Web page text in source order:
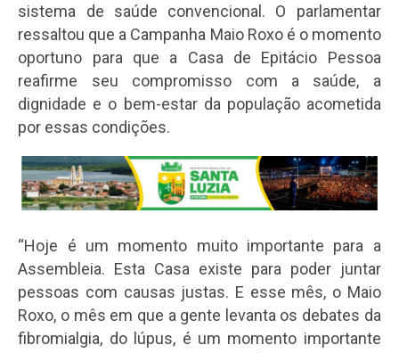
sistema de saúde convencional. O parlamentar
ressaltou que a Campanha Maio Roxo é o momento
oportuno para que a Casa de Epitácio Pessoa
reafirme seu compromisso com a saúde, a
dignidade e o bem-estar da população acometida
por essas condições.
“Hoje é um momento muito importante para a
Assembleia. Esta Casa existe para poder juntar
pessoas com causas justas. E esse mês, o Maio
Roxo, o mês em que a gente levanta os debates da
fibromialgia, do lúpus, é um momento importante